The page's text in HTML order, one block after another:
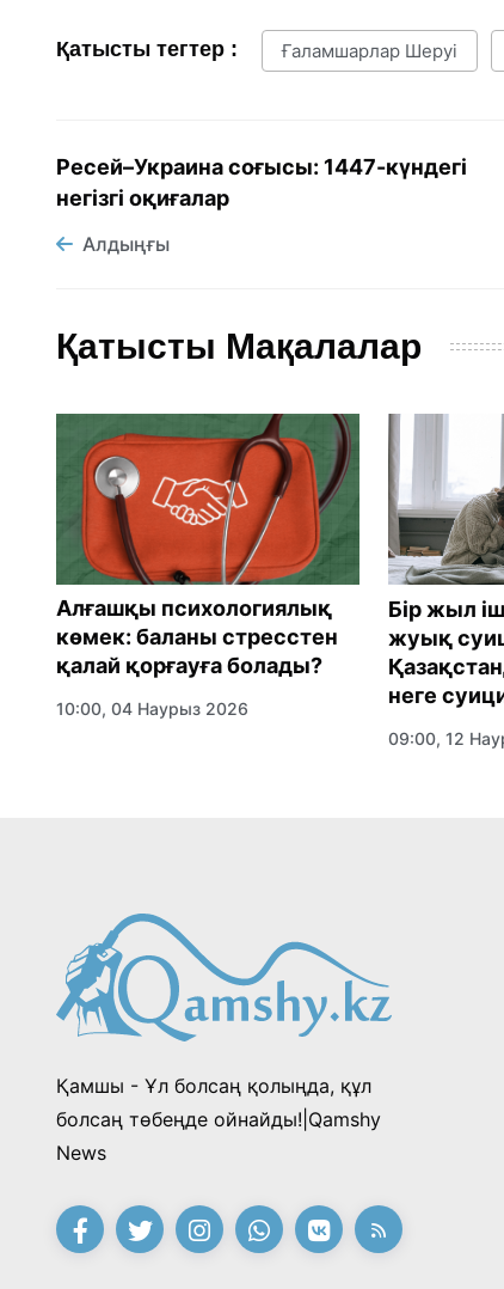
Қатысты тегтер : Ғаламшарлар Шеруі
Ресей–Украина соғысы: 1447-күндегі
негізгі оқиғалар
Алдыңғы
Қатысты Мақалалар
Алғашқы психологиялық
көмек: баланы стресстен
қалай қорғауға болады?
10:00, 04 Наурыз 2026
Бір жыл
жуық
неге
09:00, 12
Қамшы - Ұл болсаң қолыңда, құл
болсаң төбеңде ойнайды!|Qamshy
News